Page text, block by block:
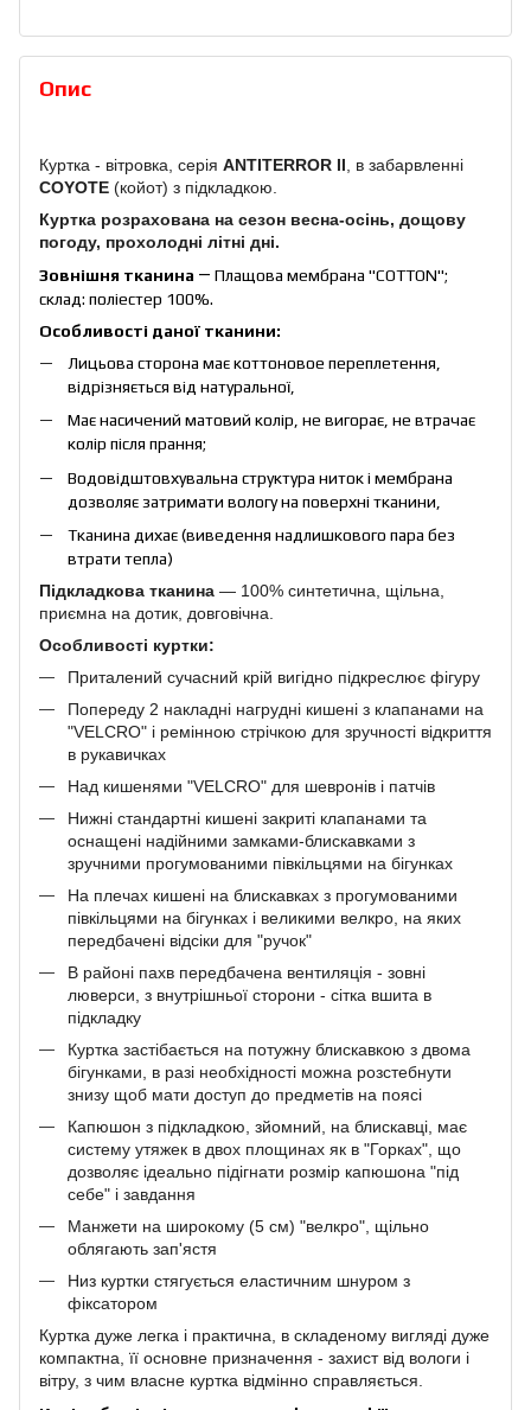
Опис
Куртка - вітровка, серія ANTITERROR II , в забарвленні
COYOTE (койот) з підкладкою.
Куртка розрахована на сезон весна-осінь, дощову
погоду, прохолодні літні дні.
Зовнішня тканина ― Плащова мембрана "COTTON";
склад: поліестер 100%.
Особливості даної тканини:
Лицьова сторона має коттоновое переплетення,
відрізняється від натуральної,
Має насичений матовий колір, не вигорає, не втрачає
колір після прання;
Водовідштовхувальна структура ниток і мембрана
дозволяє затримати вологу на поверхні тканини,
Тканина дихає (виведення надлишкового пара без
втрати тепла)
Підкладкова тканина ― 100% синтетична, щільна,
приємна на дотик, довговічна.
Особливості куртки:
Приталений сучасний крій вигідно підкреслює фігуру
Попереду 2 накладні нагрудні кишені з клапанами на
"VELCRO" і ремінною стрічкою для зручності відкриття
в рукавичках
Над кишенями "VELCRO" для шевронів і патчів
Нижні стандартні кишені закриті клапанами та
оснащені надійними замками-блискавками з
зручними прогумованими півкільцями на бігунках
На плечах кишені на блискавках з прогумованими
півкільцями на бігунках і великими велкро, на яких
передбачені відсіки для "ручок"
В районі пахв передбачена вентиляція - зовні
люверси, з внутрішньої сторони - сітка вшита в
підкладку
Куртка застібається на потужну блискавкою з двома
бігунками, в разі необхідності можна розстебнути
знизу щоб мати доступ до предметів на поясі
Капюшон з підкладкою, зйомний, на блискавці, має
систему утяжек в двох площинах як в "Горках", що
дозволяє ідеально підігнати розмір капюшона "під
себе" і завдання
Манжети на широкому (5 см) "велкро", щільно
облягають зап'ястя
Низ куртки стягується еластичним шнуром з
фіксатором
Куртка дуже легка і практична, в складеному вигляді дуже
компактна, її основне призначення - захист від вологи і
вітру, з чим власне куртка відмінно справляється.